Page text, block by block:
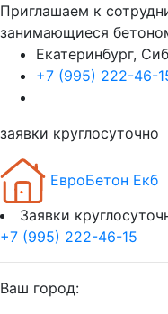
Приглашаем к
занимающиеся
Екатеринбург,
+7 (995) 222-46-
заявки круглосуточно
ЕвроБетон Екб
Заявки
+7 (995) 222-46-15
Ваш город: